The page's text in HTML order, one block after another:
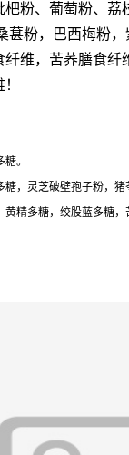
粉、葡萄粉、
葚粉，巴西梅粉
维，苦荞膳食
。
，灵芝破壁孢子粉，
精多糖，绞股蓝多糖